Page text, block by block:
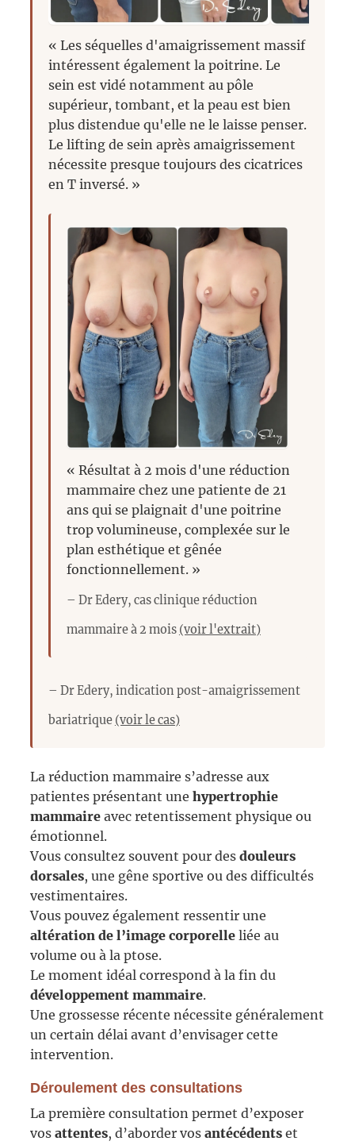
« Les séquelles d'amaigrissement massif
intéressent également la poitrine. Le
sein est vidé notamment au pôle
supérieur, tombant, et la peau est bien
plus distendue qu'elle ne le laisse penser.
Le lifting de sein après amaigrissement
nécessite presque toujours des cicatrices
en T inversé. »
« Résultat à 2 mois d'une réduction
mammaire chez une patiente de 21
ans qui se plaignait d'une poitrine
trop volumineuse, complexée sur le
plan esthétique et gênée
fonctionnellement. »
– Dr Edery, cas clinique réduction
mammaire à 2 mois (voir l'extrait)
– Dr Edery, indication post-amaigrissement
bariatrique (voir le cas)
La réduction mammaire s’adresse aux
patientes présentant une hypertrophie
mammaireavec retentissement physique ou
émotionnel.
Vous consultez souvent pour des douleurs
dorsales, une gêne sportive ou des difficultés
vestimentaires.
Vous pouvez également ressentir une
altération de l’image corporelleliée au
volume ou à la ptose.
Le moment idéal correspond à la fin du
développement mammaire.
Une grossesse récente nécessite généralement
un certain délai avant d’envisager cette
intervention.
Déroulement des consultations
La première consultation permet d’exposer
vos attentes, d’aborder vos antécédentset